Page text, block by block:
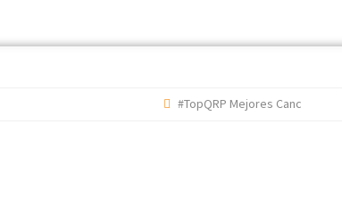
#TopQRP Mejores Canciones 2022